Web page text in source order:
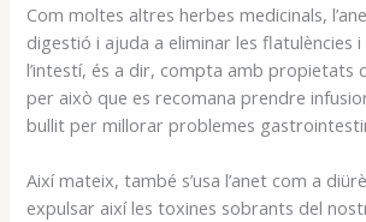
Com moltes altres herbes medicinals,
digestió i ajuda a eliminar les flatulències i
l’intestí, és a dir, compta amb propietats
per això que es recomana prendre
bullit per millorar problemes
Així mateix, també s’usa l’anet com a
expulsar així les toxines sobrants del